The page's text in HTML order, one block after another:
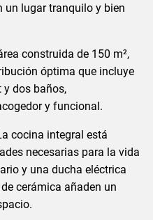
un lugar tranquilo y bien
construida de 150 m²,
óptima que incluye
dos baños,
y funcional.
cocina integral está
necesarias para la vida
y una ducha eléctrica
cerámica añaden un